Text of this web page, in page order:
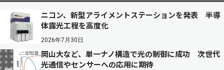
ニコン、新型アライメントステーションを発表 半導
体露光工程を高度化
2026年7月30日
岡山大など、単一ナノ構造で光の制御に成功 次世代
光通信やセンサーへの応用に期待